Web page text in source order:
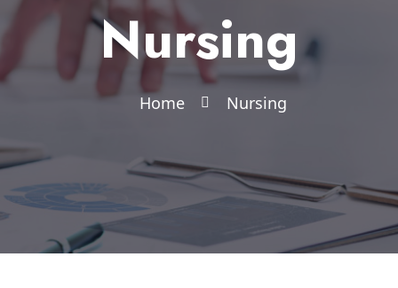
Nursing
Home Nursing